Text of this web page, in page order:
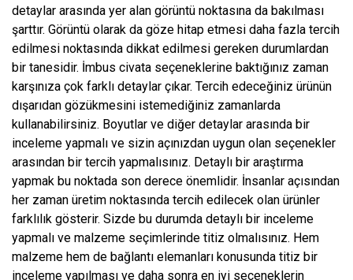
detaylar arasında yer alan görüntü noktasına da bakılması
şarttır. Görüntü olarak da göze hitap etmesi daha fazla tercih
edilmesi noktasında dikkat edilmesi gereken durumlardan
bir tanesidir. İmbus civata seçeneklerine baktığınız zaman
karşınıza çok farklı detaylar çıkar. Tercih edeceğiniz ürünün
dışarıdan gözükmesini istemediğiniz zamanlarda
kullanabilirsiniz. Boyutlar ve diğer detaylar arasında bir
inceleme yapmalı ve sizin açınızdan uygun olan seçenekler
arasından bir tercih yapmalısınız. Detaylı bir araştırma
yapmak bu noktada son derece önemlidir. İnsanlar açısından
her zaman üretim noktasında tercih edilecek olan ürünler
farklılık gösterir. Sizde bu durumda detaylı bir inceleme
yapmalı ve malzeme seçimlerinde titiz olmalısınız. Hem
malzeme hem de bağlantı elemanları konusunda titiz bir
inceleme yapılması ve daha sonra en iyi seçeneklerin